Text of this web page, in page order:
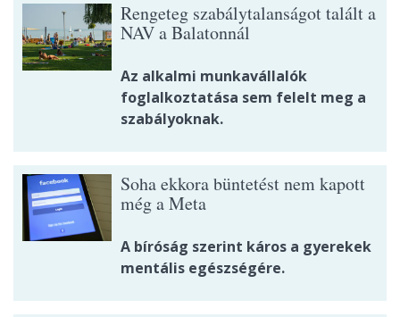
Rengeteg szabálytalanságot talált a
NAV a Balatonnál
Az alkalmi munkavállalók
foglalkoztatása sem felelt meg a
szabályoknak.
Soha ekkora büntetést nem kapott
még a Meta
A bíróság szerint káros a gyerekek
mentális egészségére.